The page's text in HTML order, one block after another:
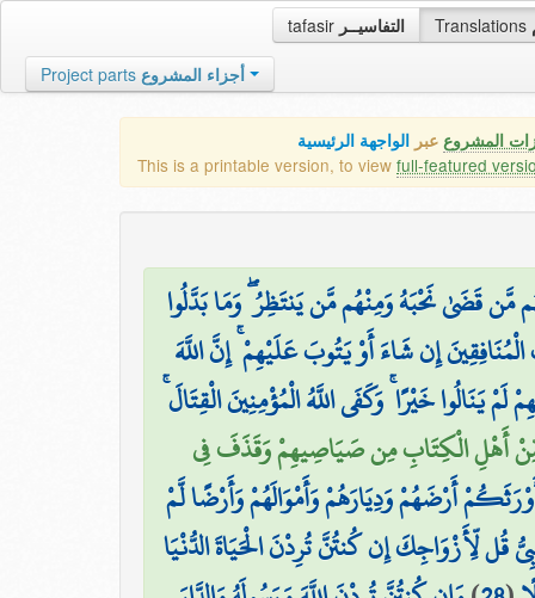
tafasir التفاسيــر Translations
Project parts أجزاء المشروع
المشروع عبر الواجهة الرئيسية
This is a printable version, to view full-featured
مَّن قَضَىٰ نَحْبَهُ وَمِنْهُم مَّن يَنتَظِرُ ۖ وَمَا بَدَّلُوا
إِن شَاءَ أَوْ يَتُوبَ عَلَيْهِمْ ۚ إِنَّ اللَّهَ
يَنَالُوا خَيْرًا ۚ وَكَفَى اللَّهُ الْمُؤْمِنِينَ الْقِتَالَ
أَهْلِ الْكِتَابِ مِن صَيَاصِيهِمْ وَقَذَفَ فِي
أَرْضَهُمْ وَدِيَارَهُمْ وَأَمْوَالَهُمْ وَأَرْضًا لَّمْ
قُل لِّأَزْوَاجِكَ إِن كُنتُنَّ تُرِدْنَ الْحَيَاةَ الدُّنْيَا